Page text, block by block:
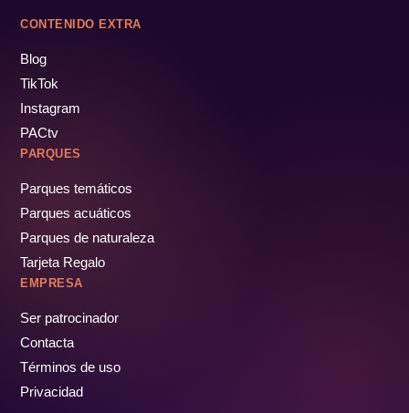
CONTENIDO EXTRA
Blog
TikTok
Instagram
PACtv
PARQUES
Parques temáticos
Parques acuáticos
Parques de naturaleza
Tarjeta Regalo
EMPRESA
Ser patrocinador
Contacta
Términos de uso
Privacidad